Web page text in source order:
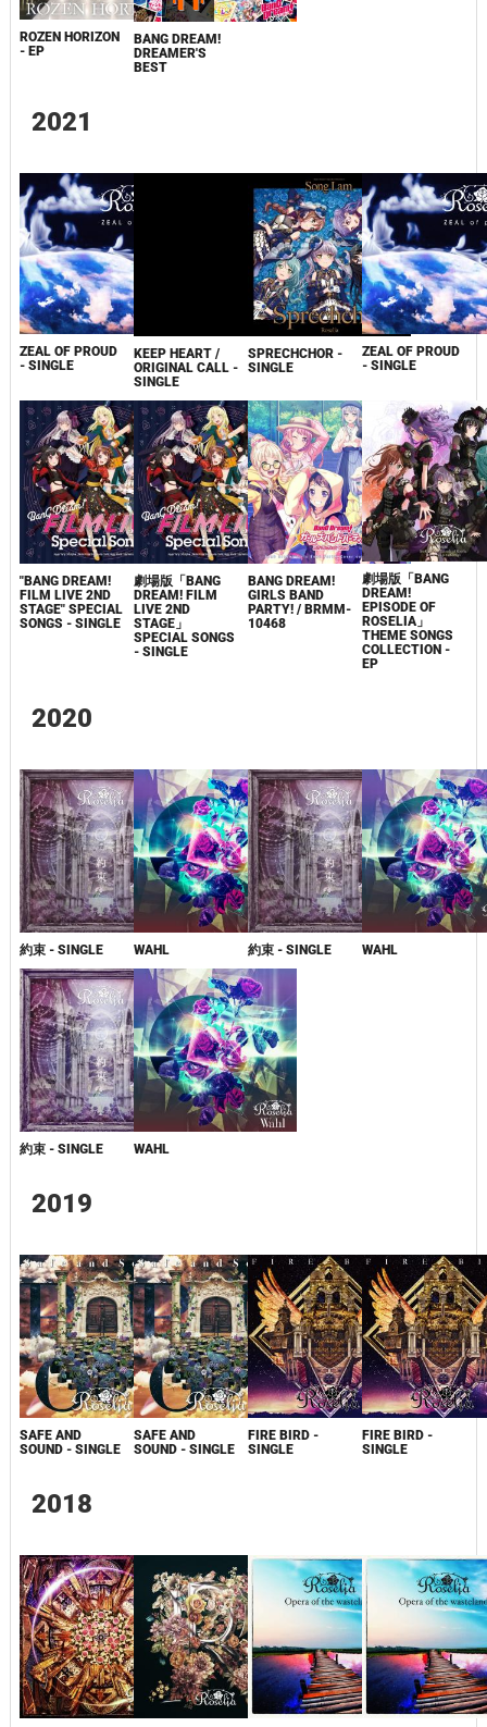
ROZEN HORIZON
- EP
BANG DREAM!
DREAMER'S
BEST
2021
ZEAL OF PROUD
- SINGLE
KEEP HEART /
ORIGINAL CALL -
SINGLE
SPRECHCHOR -
SINGLE
ZEAL OF PROUD
- SINGLE
"BANG DREAM!
FILM LIVE 2ND
STAGE" SPECIAL
SONGS - SINGLE
劇場版「BANG
DREAM! FILM
LIVE 2ND
STAGE」
SPECIAL SONGS
- SINGLE
BANG DREAM!
GIRLS BAND
PARTY! / BRMM-
10468
劇場版「BANG
DREAM!
EPISODE OF
ROSELIA」
THEME SONGS
COLLECTION -
EP
2020
約束 - SINGLE WAHL 約束 - SINGLE WAHL
約束 - SINGLE WAHL
2019
SAFE AND
SOUND - SINGLE
SAFE AND
SOUND - SINGLE
FIRE BIRD -
SINGLE
FIRE BIRD -
SINGLE
2018